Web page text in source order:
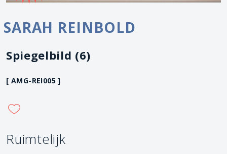
SARAH REINBOLD
Spiegelbild (6)
[ AMG-REI005 ]
Ruimtelijk